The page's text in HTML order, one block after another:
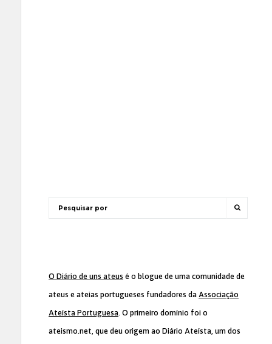
O Diário de uns ateus é o blogue de uma comunidade de
ateus e ateias portugueses fundadores da Associação
Ateísta Portuguesa. O primeiro domínio foi o
ateismo.net, que deu origem ao Diário Ateísta, um dos